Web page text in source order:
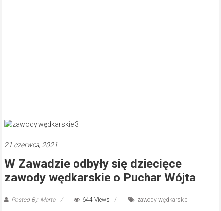
21 czerwca, 2021
W Zawadzie odbyły się dziecięce
zawody wędkarskie o Puchar Wójta
Posted By: Marta 644 Views zawody wędkarskie